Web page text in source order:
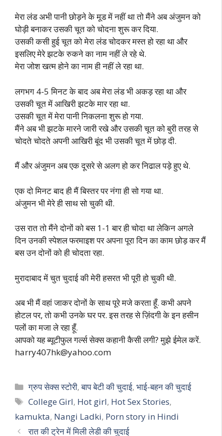
मेरा लंड अभी पानी छोड़ने के मूड में नहीं था तो मैंने अब अंजुमन को
घोड़ी बनाकर उसकी चूत को चोदना शुरू कर दिया.
उसकी कसी हुई चूत को मेरा लंड चोदकर मस्त हो रहा था और
इसलिए मेरे झटके रुकने का नाम नहीं ले रहे थे.
मेरा जोश खत्म होने का नाम ही नहीं ले रहा था.
लगभग 4-5 मिनट के बाद अब मेरा लंड भी अकड़ रहा था और
उसकी चूत में आखिरी झटके मार रहा था.
उसकी चूत में मेरा पानी निकलना शुरू हो गया.
मैंने अब भी झटके मारने जारी रखे और उसकी चूत को बुरी तरह से
चोदते चोदते अपनी आखिरी बूंद भी उसकी चूत में छोड़ दी.
मैं और अंजुमन अब एक दूसरे से अलग हो कर निढाल पड़े हुए थे.
एक दो मिनट बाद ही मैं बिस्तर पर नंगा ही सो गया था.
अंजुमन भी मेरे ही साथ सो चुकी थी.
उस रात तो मैंने दोनों को बस 1-1 बार ही चोदा था लेकिन अगले
दिन उनकी स्पेशल फरमाइश पर अपना पूरा दिन का काम छोड़ कर मैं
बस उन दोनों को ही चोदता रहा.
मुरादाबाद में चुत चुदाई की मेरी हसरत भी पूरी हो चुकी थी.
अब भी मैं वहां जाकर दोनों के साथ पूरे मजे करता हूँ. कभी अपने
होटल पर, तो कभी उनके घर पर. इस तरह से ज़िंदगी के इन हसीन
पलों का मजा ले रहा हूँ.
आपको यह ब्यूटीफुल गर्ल्स सेक्स कहानी कैसी लगी? मुझे ईमेल करें.
harry407hk@yahoo.com
Categories
ग्रुप सेक्स स्टोरी,बाप बेटी की चुदाई,भाई-बहन की चुदाई
Tags
College Girl, Hot girl, Hot Sex Stories,
kamukta, Nangi Ladki, Porn story in Hindi
रात की ट्रेन में मिली लेडी की चुदाई